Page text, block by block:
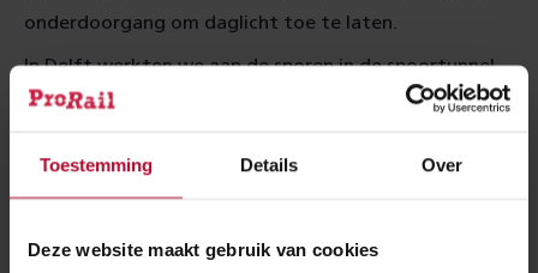
Toestemming Details Over
Deze website maakt gebruik van cookies
onderdoorgang om daglicht toe te laten.
In Delft werkten we aan de sporen in de spoortunnel.
We testten het tunnelsysteem en de treinbeveiliging.
schoonmaakbeurt. Vanaf 2 augustus is het nieuwe
perron op Delft in gebruik. Treinen richting Rotterdam